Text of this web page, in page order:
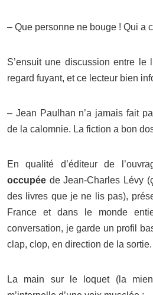
– Que personne ne bouge ! Qui a
S’ensuit une discussion entre le
regard fuyant, et ce lecteur bien
– Jean Paulhan n’a jamais fait
de la calomnie. La fiction a bon
En qualité d’éditeur de
occupée de Jean-Charles Lévy
des livres que je ne lis pas),
France et dans le monde
conversation, je garde un profil
clap, clop, en direction de la sortie.
La main sur le loquet (la